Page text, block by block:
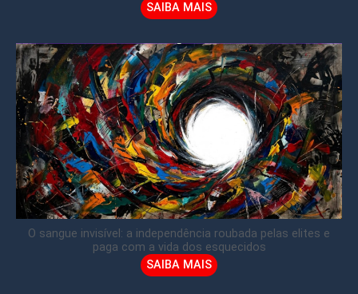
SAIBA MAIS
O sangue invisível: a independência roubada pelas elites e
paga com a vida dos esquecidos
SAIBA MAIS